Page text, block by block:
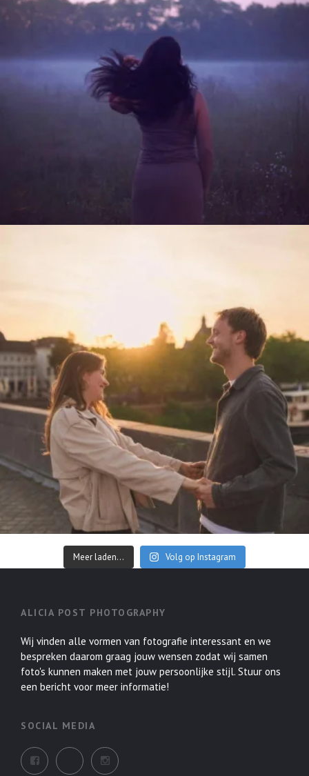
Meer laden... Volg op Instagram
ALICIA POST PHOTOGRAPHY
Wij vinden alle vormen van fotografie interessant en we
bespreken daarom graag jouw wensen zodat wij samen
foto's kunnen maken met jouw persoonlijke stijl. Stuur ons
een bericht voor meer informatie!
SOCIAL MEDIA